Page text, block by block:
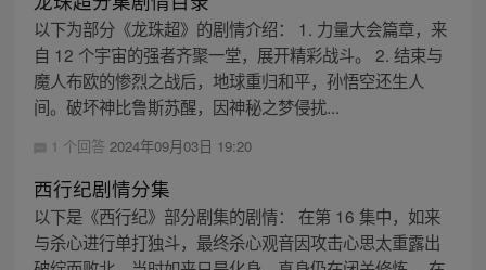
以下为部分《龙珠超》的剧情介绍： 1. 力量大会篇章，来
自 12 个宇宙的强者齐聚一堂，展开精彩战斗。 2. 结束与
魔人布欧的惨烈之战后，地球重归和平，孙悟空还生人
间。破坏神比鲁斯苏醒，因神秘之梦侵扰...
1 个回答 2024年09月03日 19:20
西行纪剧情分集
以下是《西行纪》部分剧集的剧情： 在第 16 集中，如来
与杀心进行单打独斗，最终杀心观音因攻击心思太重露出